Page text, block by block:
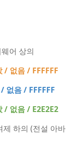
어 상의
/ 없음 / FFFFFF
없음 / FFFFFF
/ 없음 / E2E2E2
하의 (전설 아